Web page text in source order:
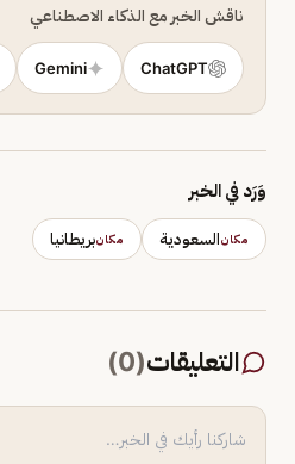
ناقش الخبر مع الذكاء الاصطناعي
ChatGPT
Gemini
وَرَد في الخبر
مكانالسعودية مكانبريطانيا
التعليقات(
0
)